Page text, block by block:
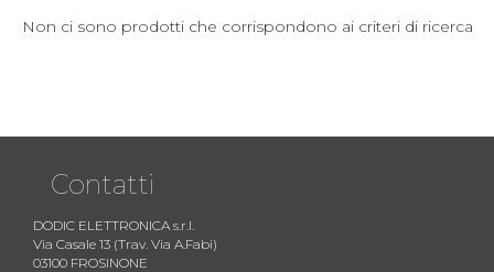
Non ci sono prodotti che corrispondono ai criteri di ricerca
Contatti
DODIC ELETTRONICA s.r.l.
Via Casale 13 (Trav. Via A.Fabi)
03100 FROSINONE